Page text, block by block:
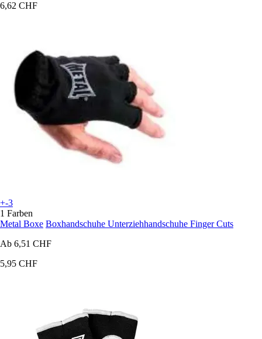
6,62 CHF
+-3
1 Farben
Metal Boxe Boxhandschuhe Unterziehhandschuhe Finger Cuts
Ab 6,51 CHF
5,95 CHF